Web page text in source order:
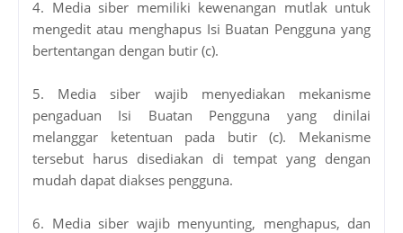
4. Media siber memiliki kewenangan mutlak untuk
mengedit atau menghapus Isi Buatan Pengguna yang
bertentangan dengan butir (c).
5. Media siber wajib menyediakan mekanisme
pengaduan Isi Buatan Pengguna yang dinilai
melanggar ketentuan pada butir (c). Mekanisme
tersebut harus disediakan di tempat yang dengan
mudah dapat diakses pengguna.
6. Media siber wajib menyunting, menghapus, dan